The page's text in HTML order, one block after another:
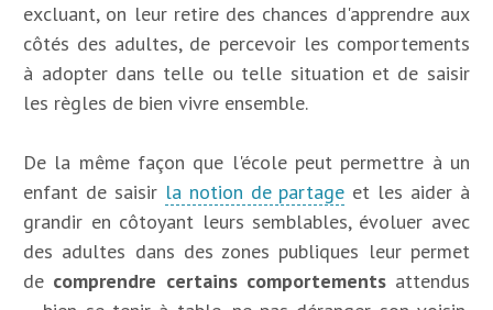
excluant, on leur retire des chances d'apprendre aux
côtés des adultes, de percevoir les comportements
à adopter dans telle ou telle situation et de saisir
les règles de bien vivre ensemble.
De la même façon que l'école peut permettre à un
enfant de saisir la notion de partage et les aider à
grandir en côtoyant leurs semblables, évoluer avec
des adultes dans des zones publiques leur permet
de comprendre certains comportementsattendus